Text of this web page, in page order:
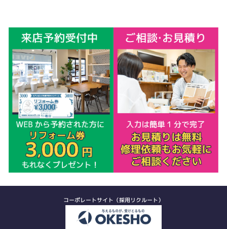
コーポレートサイト（採用リクルート）